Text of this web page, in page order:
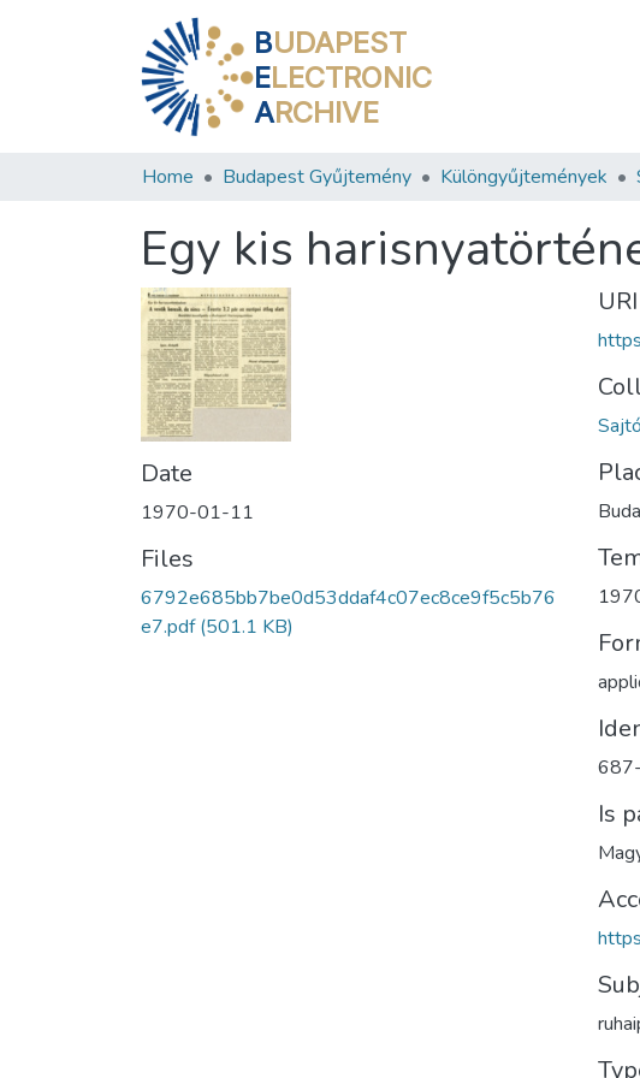
BUDAPEST
ELECTRONIC
ARCHIVE
Home Budapest Gyűjtemény Különgyűjtemények
Egy kis
Date
1970-01-11
Files
6792e685bb7be0d53ddaf4c07ec8ce9f5c5b76
e7.pdf(501.1 KB)
URI
Is